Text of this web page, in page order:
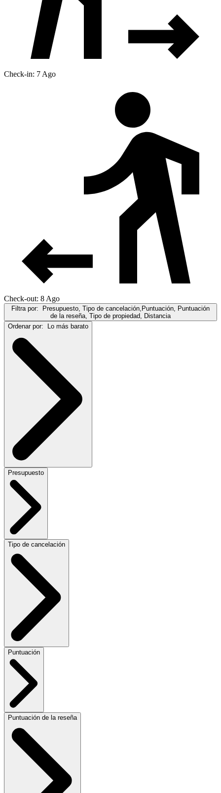
Check-in: 7 Ago
Check-out: 8 Ago
Filtra por:
Presupuesto, Tipo de cancelación,Puntuación, Puntuación
de la reseña, Tipo de propiedad, Distancia
Ordenar por:
Lo más barato
Presupuesto
Tipo de cancelación
Puntuación
Puntuación de la reseña